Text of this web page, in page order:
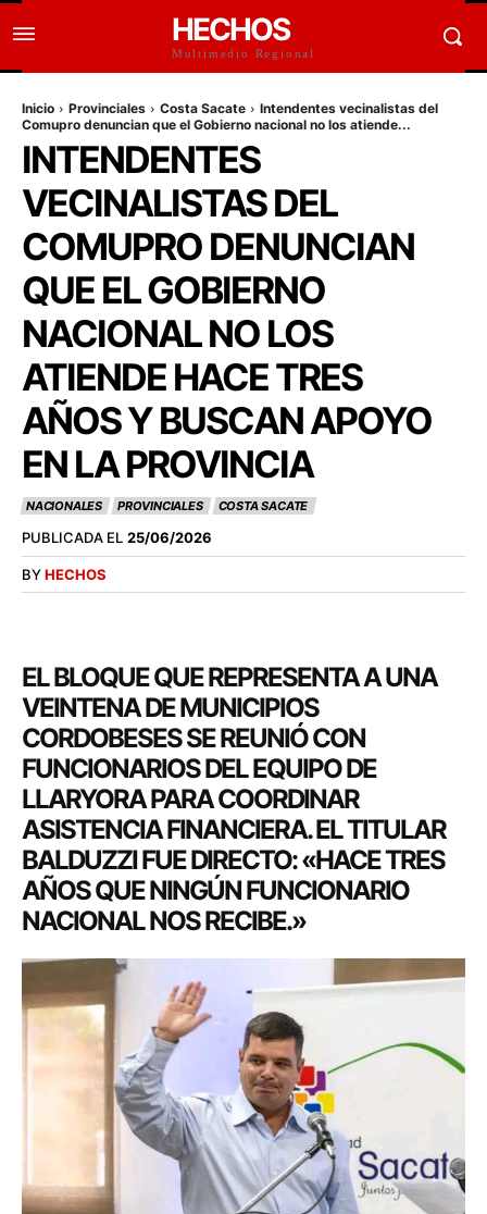
HECHOS
Multimedio Regional
Inicio Provinciales Costa Sacate
Intendentes vecinalistas del
Comupro denuncian que el Gobierno nacional no los atiende...
INTENDENTES
VECINALISTAS DEL
COMUPRO DENUNCIAN
QUE EL GOBIERNO
NACIONAL NO LOS
ATIENDE HACE TRES
AÑOS Y BUSCAN APOYO
EN LA PROVINCIA
NACIONALES PROVINCIALES COSTA SACATE
PUBLICADA EL 25/06/2026
BYHECHOS
EL BLOQUE QUE REPRESENTA A UNA
VEINTENA DE MUNICIPIOS
CORDOBESES SE REUNIÓ CON
FUNCIONARIOS DEL EQUIPO DE
LLARYORA PARA COORDINAR
ASISTENCIA FINANCIERA. EL TITULAR
BALDUZZI FUE DIRECTO: «HACE TRES
AÑOS QUE NINGÚN FUNCIONARIO
NACIONAL NOS RECIBE.»